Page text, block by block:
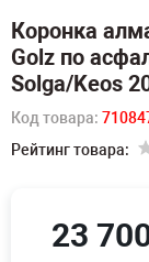
Коронка
Golz по
Solga/Keos
Код товара:
Рейтинг товара:
23